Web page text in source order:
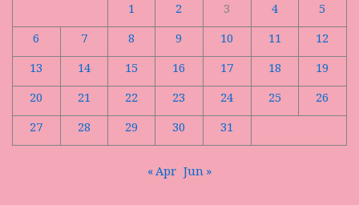
1
2 3 4
5
6
7 8 9 10 11
12
13
14 15 16 17 18
19
20
21 22 23 24 25
26
27
28 29 30 31
« Apr Jun »